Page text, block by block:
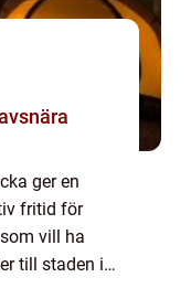
ger en
fritid för
vill ha
till staden i